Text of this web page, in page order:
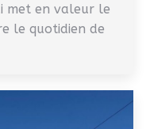
met en valeur le
le quotidien de